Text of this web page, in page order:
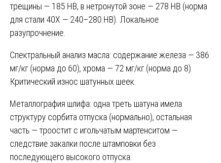
трещины — 185 HB, в нетронутой зоне — 278 HB (норма
для стали 40Х — 240–280 HB). Локальное
разупрочнение.
Спектральный анализ масла: содержание железа — 386
мг/кг (норма до 60), хрома — 72 мг/кг (норма до 8).
Критический износ шатунных шеек.
Металлография шлифа: одна треть шатуна имела
структуру сорбита отпуска (нормально), остальная
часть — троостит с игольчатым мартенситом —
следствие закалки после штамповки без
последующего высокого отпуска.